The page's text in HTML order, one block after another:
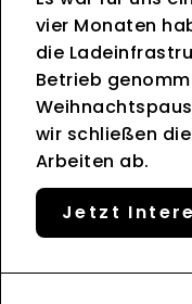
vier Monaten
die
Betrieb
wir schließen
Arbeiten ab.
Jetzt